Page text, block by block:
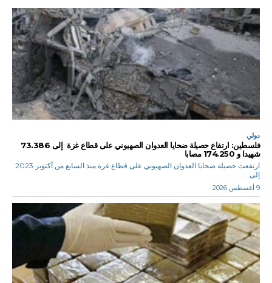
دولي
فلسطين: ارتفاع حصيلة ضحايا العدوان الصهيوني على قطاع غزة إلى 73.386
شهيدا و 174.250 مصابا
ارتفعت حصيلة ضحايا العدوان الصهيوني على قطاع غزة منذ السابع من أكتوبر 2023
إلى...
9 أغسطس 2026